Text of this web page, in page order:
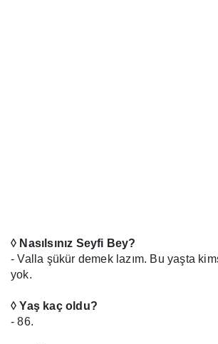
◊ Nasılsınız Seyfi Bey?
- Valla şükür demek lazım. Bu yaşta
yok.
◊ Yaş kaç oldu?
- 86.